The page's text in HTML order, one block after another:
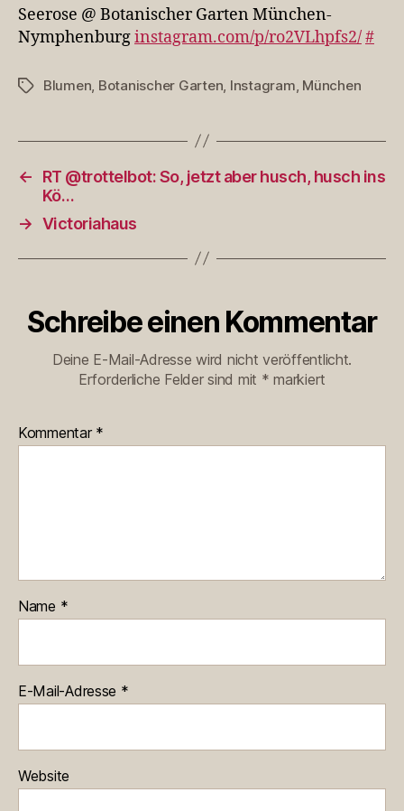
München-
Nymphenburg
Seerose @ Botanischer Garten München-
Nymphenburginstagram.com/p/ro2VLhpfs2/#
Schlagwörter
Blumen Botanischer Garten Instagram München
←
RT @trottelbot: So, jetzt aber husch, husch ins
Kö…
→ Victoriahaus
Schreibe einen Kommentar
Deine E-Mail-Adresse wird nicht veröffentlicht.
Erforderliche Felder sind mit * markiert
Kommentar *
Name *
E-Mail-Adresse *
Website